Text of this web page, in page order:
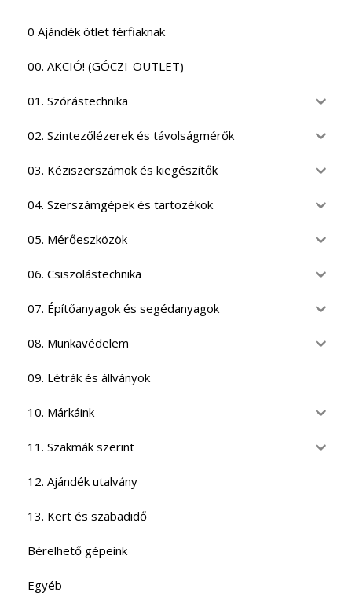
0 Ajándék ötlet férfiaknak
00. AKCIÓ! (GÓCZI-OUTLET)
01. Szórástechnika
02. Szintezőlézerek és távolságmérők
03. Kéziszerszámok és kiegészítők
04. Szerszámgépek és tartozékok
05. Mérőeszközök
06. Csiszolástechnika
07. Építőanyagok és segédanyagok
08. Munkavédelem
09. Létrák és állványok
10. Márkáink
11. Szakmák szerint
12. Ajándék utalvány
13. Kert és szabadidő
Bérelhető gépeink
Egyéb